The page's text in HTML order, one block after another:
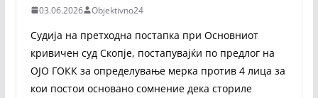
03.06.2026 Objektivno24
Судија на претходна постапка при Основниот
кривичен суд Скопје, постапувајќи по предлог на
ОЈО ГОКК за определување мерка против 4 лица за
кои постои основано сомнение дека сториле